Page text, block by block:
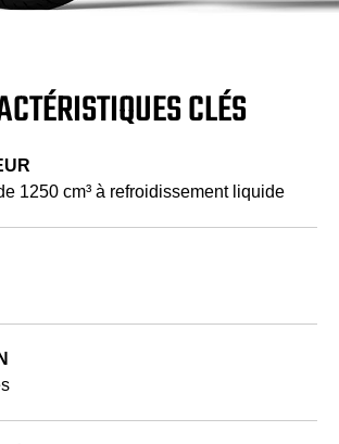
CLÉS
1250 cm³ à refroidissement liquide